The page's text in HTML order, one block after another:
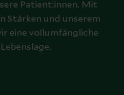
Patient:innen. Mit
Stärken und unserem
eine vollumfängliche